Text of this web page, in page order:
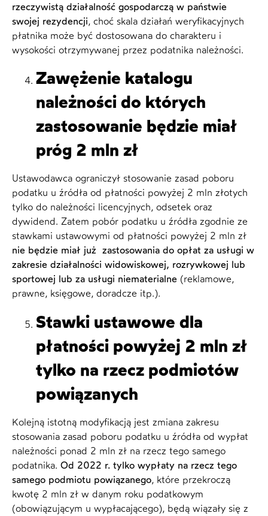
rzeczywistą działalność gospodarczą w państwie
swojej rezydencji, choć skala działań weryfikacyjnych
płatnika może być dostosowana do charakteru i
wysokości otrzymywanej przez podatnika należności.
Zawężenie katalogu
należności do których
zastosowanie będzie miał
próg 2 mln zł
Ustawodawca ograniczył stosowanie zasad poboru
podatku u źródła od płatności powyżej 2 mln złotych
tylko do należności licencyjnych, odsetek oraz
dywidend. Zatem pobór podatku u źródła zgodnie ze
stawkami ustawowymi od płatności powyżej 2 mln zł
nie będzie miał już zastosowania do opłat za usługi w
zakresie działalności widowiskowej, rozrywkowej lub
sportowej lub za usługi niematerialne (reklamowe,
prawne, księgowe, doradcze itp.).
Stawki ustawowe dla
płatności powyżej 2 mln zł
tylko na rzecz podmiotów
powiązanych
Kolejną istotną modyfikacją jest zmiana zakresu
stosowania zasad poboru podatku u źródła od wypłat
należności ponad 2 mln zł na rzecz tego samego
podatnika. Od 2022 r. tylko wypłaty na rzecz tego
samego podmiotu powiązanego, które przekroczą
kwotę 2 mln zł w danym roku podatkowym
(obowiązującym u wypłacającego), będą wiązały się z